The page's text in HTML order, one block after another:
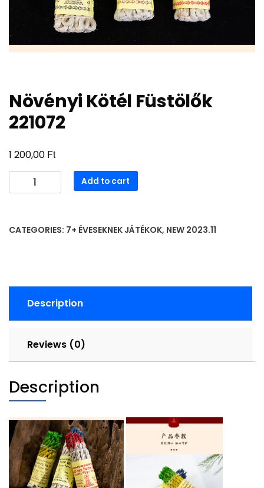
Növényi Kötél Füstölők
221072
1 200,00 Ft
Növényi
Kötél
quantity
Add to cart
CATEGORIES: 7+ ÉVESEKNEK JÁTÉKOK, NEW 2023.11
Description
Reviews (0)
Description